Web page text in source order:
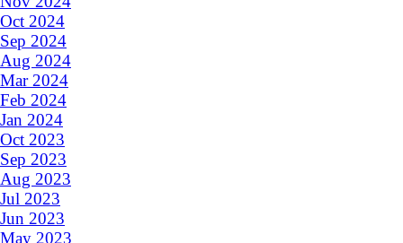
Oct 2024
Sep 2024
Aug 2024
Mar 2024
Feb 2024
Jan 2024
Oct 2023
Sep 2023
Aug 2023
Jul 2023
Jun 2023
May 2023